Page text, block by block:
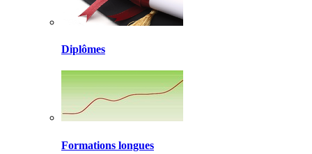
Diplômes
Formations longues